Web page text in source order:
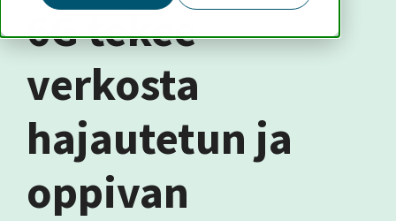
6G tekee
verkosta
hajautetun ja
oppivan